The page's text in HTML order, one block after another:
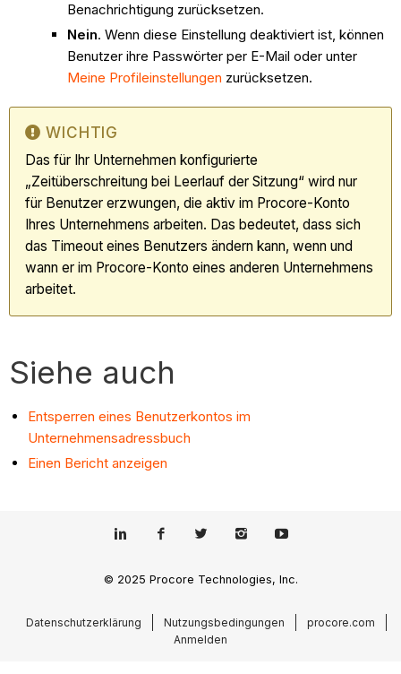
Benachrichtigung zurücksetzen.
Nein. Wenn diese Einstellung deaktiviert ist, können
Benutzer ihre Passwörter per E-Mail oder unter
Meine Profileinstellungen zurücksetzen.
WICHTIG
Das für Ihr Unternehmen konfigurierte
„Zeitüberschreitung bei Leerlauf der Sitzung“ wird nur
für Benutzer erzwungen, die aktiv im Procore-Konto
Ihres Unternehmens arbeiten. Das bedeutet, dass sich
das Timeout eines Benutzers ändern kann, wenn und
wann er im Procore-Konto eines anderen Unternehmens
arbeitet.
Siehe auch
Entsperren eines Benutzerkontos im
Unternehmensadressbuch
Einen Bericht anzeigen
© 2025 Procore Technologies, Inc.
Datenschutzerklärung Nutzungsbedingungen
procore.com
Anmelden